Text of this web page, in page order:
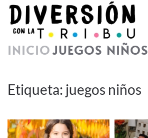
Skip to main content
INICIOJUEGOS NIÑOS
Etiqueta: juegos niños